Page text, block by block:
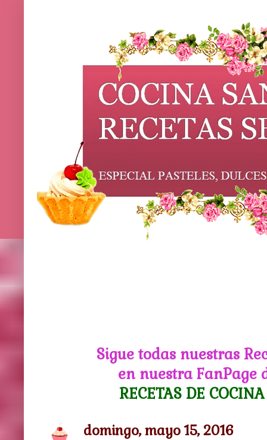
Sigue todas nuestras
en nuestra FanPage
RECETAS DE
domingo, mayo 15, 2016